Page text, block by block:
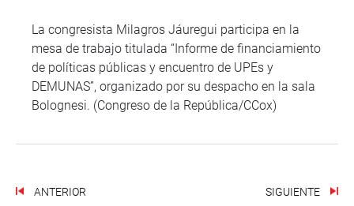
La congresista Milagros Jáuregui participa en la
mesa de trabajo titulada “Informe de financiamiento
de políticas públicas y encuentro de UPEs y
DEMUNAS”, organizado por su despacho en la sala
Bolognesi. (Congreso de la República/CCox)
ANTERIOR SIGUIENTE